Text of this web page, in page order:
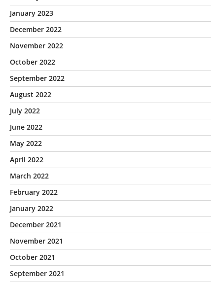
January 2023
December 2022
November 2022
October 2022
September 2022
August 2022
July 2022
June 2022
May 2022
April 2022
March 2022
February 2022
January 2022
December 2021
November 2021
October 2021
September 2021